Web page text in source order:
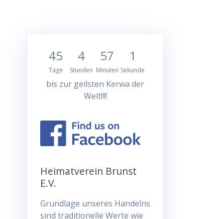
45
Tage
4
Stunden
57
Minuten
1
Sekunde
bis zur geilsten Kerwa der
Welt!!!!
Heimatverein Brunst
E.V.
Grundlage unseres Handelns
sind traditionelle Werte wie